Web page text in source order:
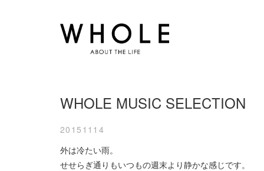
WHOLE MUSIC SELECTION
20151114
外は冷たい雨。
せせらぎ通りもいつもの週末より静かな感じです。